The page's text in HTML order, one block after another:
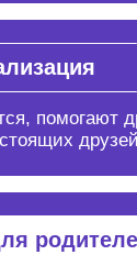
урок